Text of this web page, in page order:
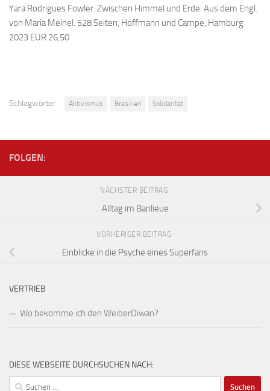
Yara Rodrigues Fowler: Zwischen Himmel und Erde. Aus dem Engl.
von Maria Meinel. 528 Seiten, Hoffmann und Campe, Hamburg
2023 EUR 26,50
Schlagwörter: Aktivismus Brasilien Solidarität
FOLGEN:
NÄCHSTER BEITRAG
Alltag im Banlieue
VORHERIGER BEITRAG
Einblicke in die Psyche eines Superfans
VERTRIEB
Wo bekomme ich den WeiberDiwan?
DIESE WEBSEITE DURCHSUCHEN NACH:
Suchen